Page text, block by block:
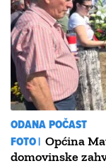
ODANA POČAST
FOTO | Općina
domovinske